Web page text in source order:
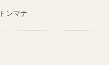
トンマナ